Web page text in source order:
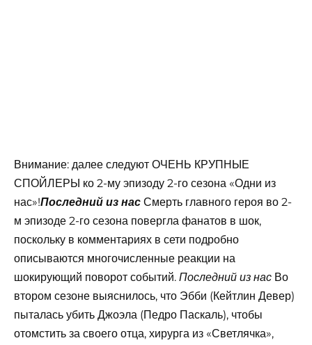
Внимание: далее следуют ОЧЕНЬ КРУПНЫЕ
СПОЙЛЕРЫ ко 2-му эпизоду 2-го сезона «Одни из
нас»!Последний из нас Смерть главного героя во 2-
м эпизоде ​​2-го сезона повергла фанатов в шок,
поскольку в комментариях в сети подробно
описываются многочисленные реакции на
шокирующий поворот событий. Последний из нас Во
втором сезоне выяснилось, что Эбби (Кейтлин Девер)
пыталась убить Джоэла (Педро Паскаль), чтобы
отомстить за своего отца, хирурга из «Светлячка»,